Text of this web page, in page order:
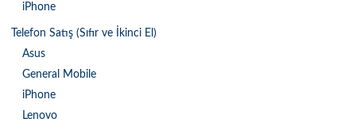
iPhone
Telefon Satış (Sıfır ve İkinci El)
Asus
General Mobile
iPhone
Lenovo